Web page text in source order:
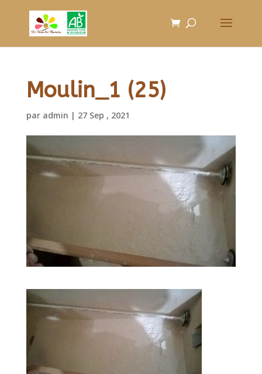
Moulin_1 (25)
par admin | 27 Sep , 2021